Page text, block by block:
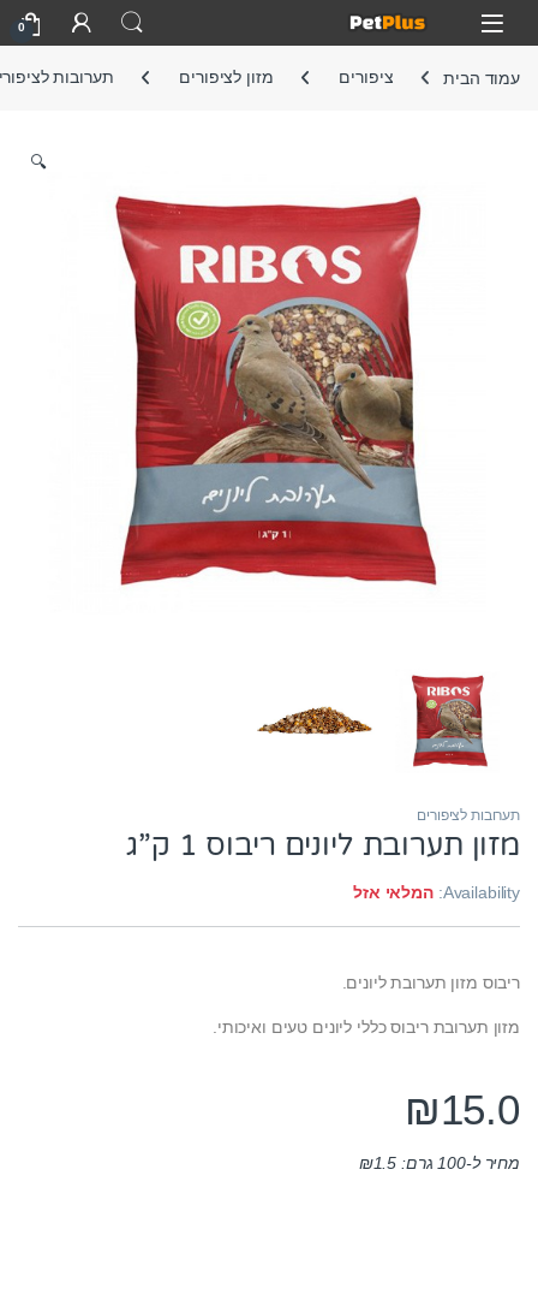
Skip to navigation
Skip to content
Open
0
עמוד הבית ציפורים מזון לציפורים תערובות
🔍
תערובות לציפורים
מזון תערובת ליונים ריבוס 1 ק”ג
Availability: המלאי אזל
ריבוס מזון תערובת ליונים.
מזון תערובת ריבוס כללי ליונים טעים ואיכותי.
₪15.0
מחיר ל-100 גרם: ₪1.5